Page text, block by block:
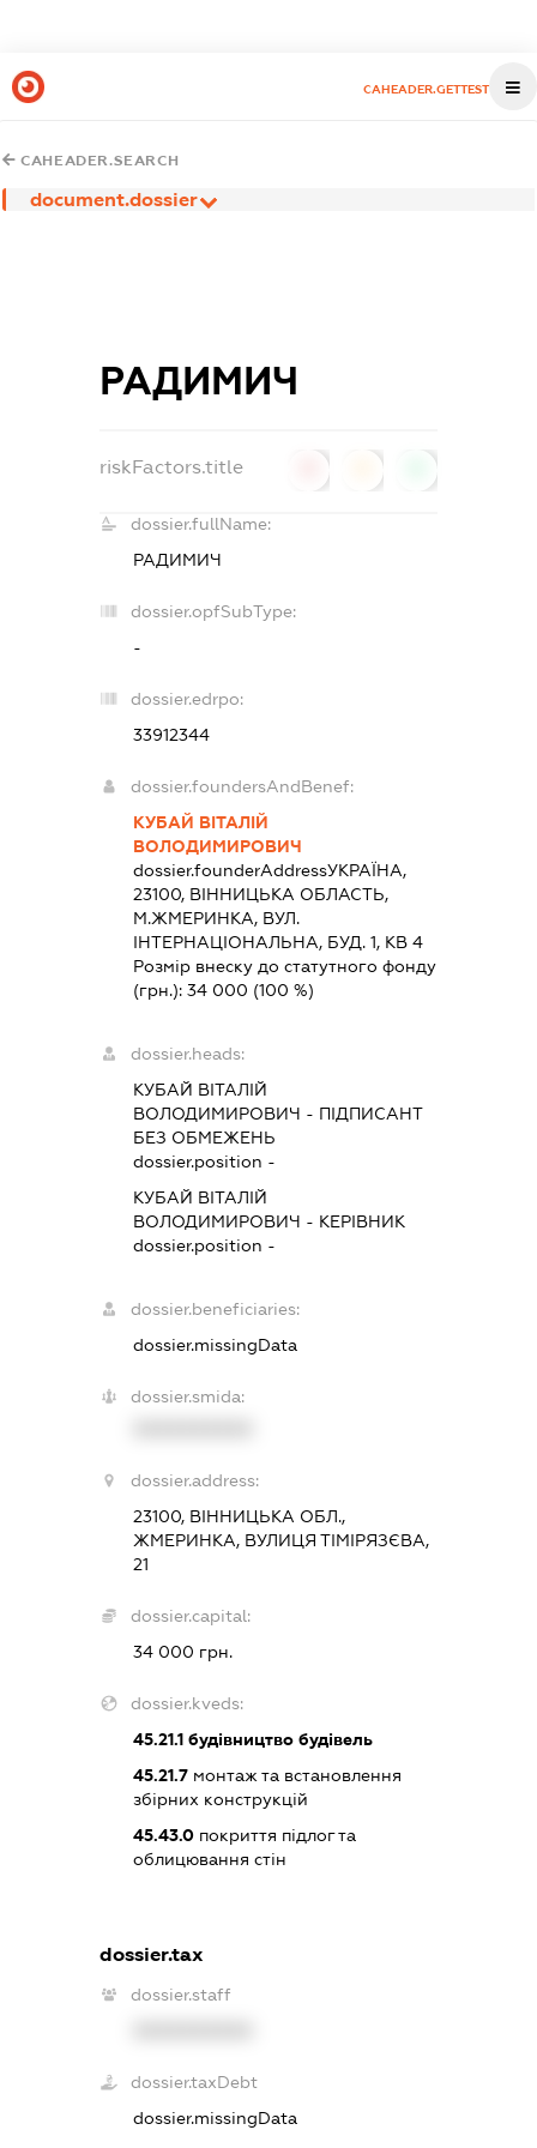
CAHEADER.GETTEST
CAHEADER.SEARCH
document.dossier
РАДИМИЧ
riskFactors.title
dossier.fullName:
РАДИМИЧ
dossier.opfSubType:
-
dossier.edrpo:
33912344
dossier.foundersAndBenef:
КУБАЙ ВІТАЛІЙ
ВОЛОДИМИРОВИЧ
dossier.founderAddressУКРАЇНА,
23100, ВIННИЦЬКА ОБЛАСТЬ,
М.ЖМЕРИНКА, ВУЛ.
ІНТЕРНАЦІОНАЛЬНА, БУД. 1, КВ 4
Розмір внеску до статутного фонду
(грн.): 34 000 (100 %)
dossier.heads:
КУБАЙ ВІТАЛІЙ
ВОЛОДИМИРОВИЧ - ПІДПИСАНТ
БЕЗ ОБМЕЖЕНЬ
dossier.position -
КУБАЙ ВІТАЛІЙ
ВОЛОДИМИРОВИЧ - КЕРІВНИК
dossier.position -
dossier.beneficiaries:
dossier.missingData
dossier.smida:
dossier.address:
23100, ВІННИЦЬКА ОБЛ.,
ЖМЕРИНКА, ВУЛИЦЯ ТІМІРЯЗЄВА,
21
dossier.capital:
34 000 грн.
dossier.kveds:
45.21.1будівництво будівель
45.21.7монтаж та встановлення
збірних конструкцій
45.43.0покриття підлог та
облицювання стін
dossier.tax
dossier.staff
dossier.taxDebt
dossier.missingData